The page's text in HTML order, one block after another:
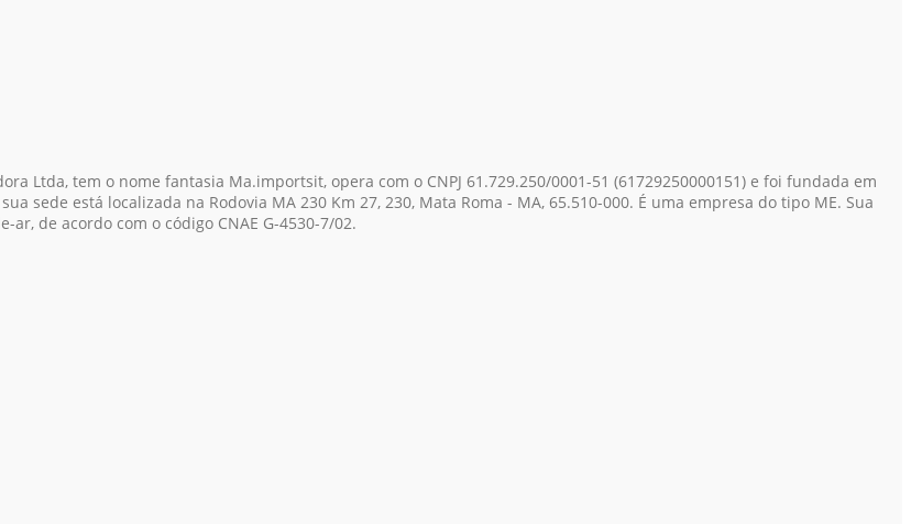
Ltda, tem o nome fantasia Ma.importsit, opera com o CNPJ 61.729.250/0001-51 (61729250000151) e foi fundada em
sede está localizada na Rodovia MA 230 Km 27, 230, Mata Roma - MA, 65.510-000. É uma empresa do tipo ME. Sua
de acordo com o código CNAE G-4530-7/02.